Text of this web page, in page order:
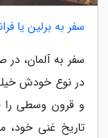
سفر به برلین یا
سفر به آلمان، در
در نوع خودش
و قرون وسطی را
تاریخ غنی خود،